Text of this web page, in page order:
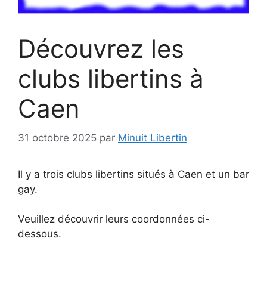
Découvrez les
clubs libertins à
Caen
31 octobre 2025 par Minuit Libertin
Il y a trois clubs libertins situés à Caen et un bar
gay.
Veuillez découvrir leurs coordonnées ci-
dessous.